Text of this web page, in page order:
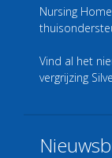
Nursing
Vind al het
vergrijzing